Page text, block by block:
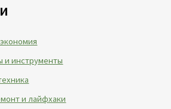
и инструменты
и лайфхаки